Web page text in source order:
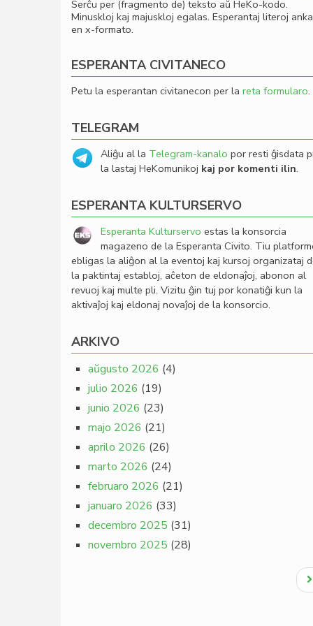
Serĉu per (fragmento de) teksto aŭ HeKo-kodo.
Minuskloj kaj majuskloj egalas. Esperantaj literoj
en x-formato.
ESPERANTA CIVITANECO
Petu la esperantan civitanecon per la reta formularo.
TELEGRAM
Aliĝu al la Telegram-kanalo por resti ĝisdata
la lastaj HeKomunikoj kaj por komenti ilin.
ESPERANTA KULTURSERVO
Esperanta Kulturservo estas la konsorcia
magazeno de la Esperanta Civito. Tiu
ebligas la aliĝon al la eventoj kaj kursoj organizataj
la paktintaj establoj, aĉeton de eldonaĵoj, abonon al
revuoj kaj multe pli. Vizitu ĝin tuj por konatiĝi kun la
aktivaĵoj kaj eldonaj novaĵoj de la konsorcio.
ARKIVO
aŭgusto 2026 (4)
julio 2026 (19)
junio 2026 (23)
majo 2026 (21)
aprilo 2026 (26)
marto 2026 (24)
februaro 2026 (21)
januaro 2026 (33)
decembro 2025 (31)
novembro 2025 (28)